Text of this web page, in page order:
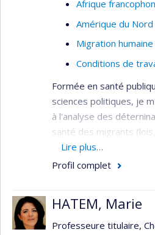
Afrique
Amérique du Nord
Migration humaine
Conditions de
Formée en santé
sciences politiques, je
à l'analyse des
santé des migrants
réglementaires,
déterminants
soins et services des
Lire plus…
Profil complet
HATEM, Marie
Professeure titulaire,